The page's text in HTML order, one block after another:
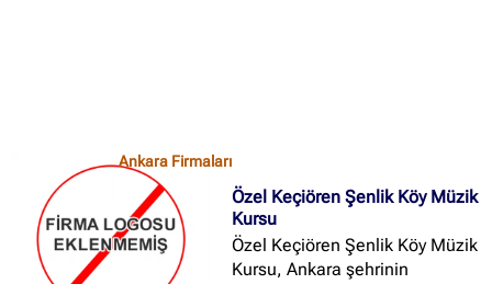
Ankara Firmaları
Özel Keçiören Şenlik Köy Müzik
Kursu
Özel Keçiören Şenlik Köy Müzik
Kursu, Ankara şehrinin